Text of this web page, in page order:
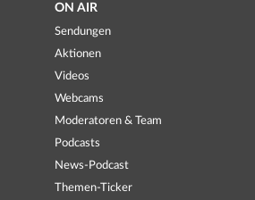
ON AIR
Sendungen
Aktionen
Videos
Webcams
Moderatoren & Team
Podcasts
News-Podcast
Themen-Ticker